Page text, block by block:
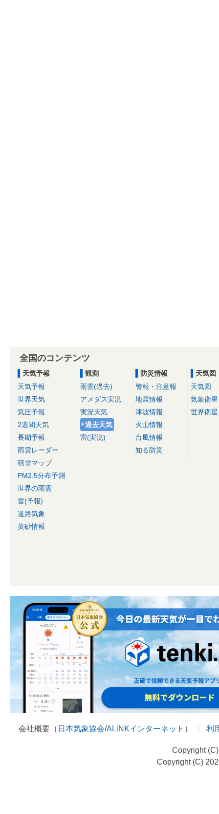
全国のコンテンツ
天気予報
天気予報
世界天気
気圧予報
2週間天気
長期予報
雨雲レーダー
積雪マップ
PM2.5分布予測
世界の雨雲
雷(予報)
道路気象
黄砂情報
観測
雨雲(過去)
アメダス実況
実況天気
過去天気
雷(実況)
防災情報
警報・注意報
地震情報
津波情報
火山情報
台風情報
知る防災
天気図
天気図
気象衛星
世界衛星
会社概要（ 日本気象協会/ALiNKインターネット ） 利
Copyright
Copyright (C)